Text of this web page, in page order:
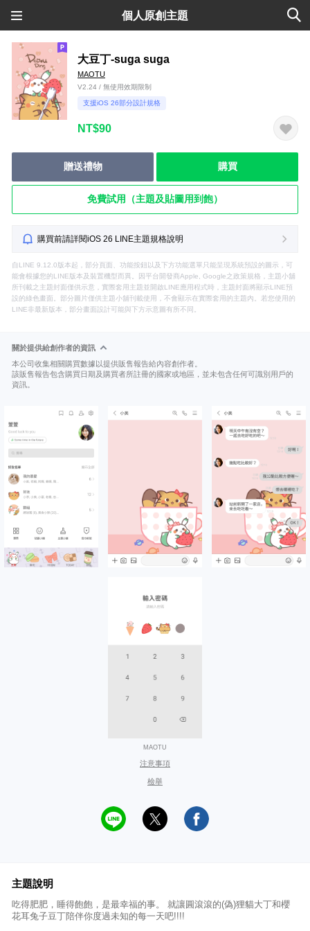
個人原創主題
大豆丁-suga suga
MAOTU
V2.24 / 無使用效期限制
支援iOS 26部分設計規格
NT$90
贈送禮物 購買
免費試用（主題及貼圖用到飽）
購買前請詳閱iOS 26 LINE主題規格說明
自LINE 9.12.0版本起，部分頁面、功能按鈕以及下方功能選單只能呈現系統預設的圖示，可
能會根據您的LINE版本及裝置機型而異。因平台開發商Apple, Google之政策規格，主題小舖
所刊載之主題封面僅供示意，實際套用主題並開啟LINE應用程式時，主題封面將顯示LINE預
設的綠色畫面。部分圖片僅供主題小舖刊載使用，不會顯示在實際套用的主題內。若您使用的
LINE非最新版本，部分畫面設計可能與下方示意圖有所不同。
關於提供給創作者的資訊
本公司收集相關購買數據以提供販售報告給內容創作者。
該販售報告包含購買日期及購買者所註冊的國家或地區，並未包含任何可識別用戶的
資訊。
MAOTU
注意事項
檢舉
主題說明
吃得肥肥，睡得飽飽，是最幸福的事。 就讓圓滾滾的(偽)狸貓大丁和櫻
花耳兔子豆丁陪伴你度過未知的每一天吧!!!!